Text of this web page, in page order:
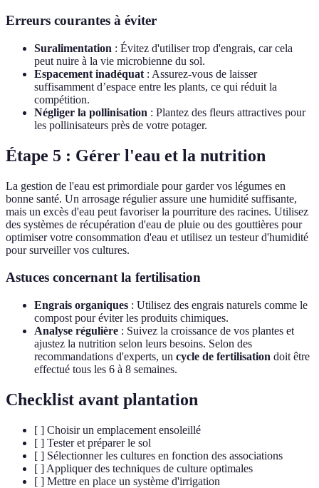
Erreurs courantes à éviter
Suralimentation : Évitez d'utiliser trop d'engrais, car cela
peut nuire à la vie microbienne du sol.
Espacement inadéquat : Assurez-vous de laisser
suffisamment d’espace entre les plants, ce qui réduit la
compétition.
Négliger la pollinisation : Plantez des fleurs attractives pour
les pollinisateurs près de votre potager.
Étape 5 : Gérer l'eau et la nutrition
La gestion de l'eau est primordiale pour garder vos légumes en
bonne santé. Un arrosage régulier assure une humidité suffisante,
mais un excès d'eau peut favoriser la pourriture des racines. Utilisez
des systèmes de récupération d'eau de pluie ou des gouttières pour
optimiser votre consommation d'eau et utilisez un testeur d'humidité
pour surveiller vos cultures.
Astuces concernant la fertilisation
Engrais organiques : Utilisez des engrais naturels comme le
compost pour éviter les produits chimiques.
Analyse régulière : Suivez la croissance de vos plantes et
ajustez la nutrition selon leurs besoins. Selon des
recommandations d'experts, un cycle de fertilisation doit être
effectué tous les 6 à 8 semaines.
Checklist avant plantation
[ ] Choisir un emplacement ensoleillé
[ ] Tester et préparer le sol
[ ] Sélectionner les cultures en fonction des associations
[ ] Appliquer des techniques de culture optimales
[ ] Mettre en place un système d'irrigation